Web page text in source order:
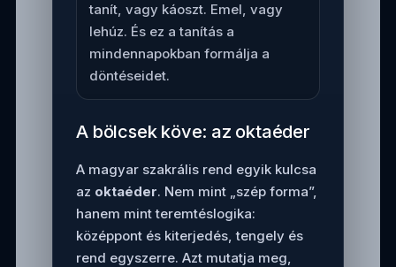
tanít, vagy káoszt. Emel, vagy
lehúz. És ez a tanítás a
mindennapokban formálja a
döntéseidet.
A bölcsek köve: az oktaéder
A magyar szakrális rend egyik kulcsa
az oktaéder. Nem mint „szép forma”,
hanem mint teremtéslogika:
középpont és kiterjedés, tengely és
rend egyszerre. Azt mutatja meg,